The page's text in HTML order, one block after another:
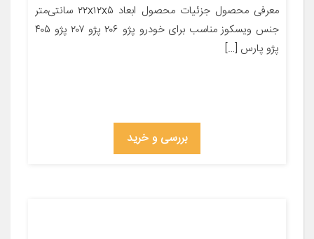
معرفی محصول جزئیات محصول ابعاد ۲۲x۱۲x۵ سانتی‌متر
جنس ویسکوز مناسب برای خودرو پژو ۲۰۶ پژو ۲۰۷ پژو ۴۰۵
پژو پارس […]
بررسی و خرید